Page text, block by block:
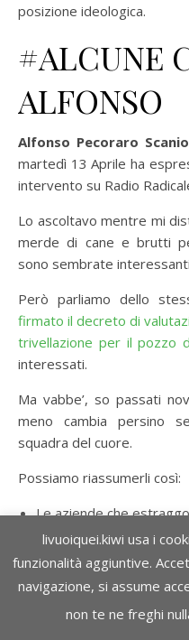
posizione ideologica.
#ALCUNE
ALFONSO
Alfonso Pecoraro Scanio
martedì 13 Aprile ha
intervento su Radio
Lo ascoltavo mentre mi
merde di cane e brutti
sono sembrate
Però parliamo dello
firmato il decreto di
trivellazione per il pozzo
interessati.
Ma vabbe’, so passati
meno cambia persino
squadra del cuore.
Possiamo riassumerli così:
Le aziende che
profitto e le royalties
sono troppo basse.
Le pagano solo sulle
possono quindi
pagare nulla.
livuoiquei.kiwi usa i
funzionalità aggiuntive.
navigazione, si assume
non te ne freghi